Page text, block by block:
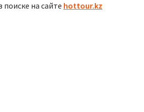
на сайте hottour.kz